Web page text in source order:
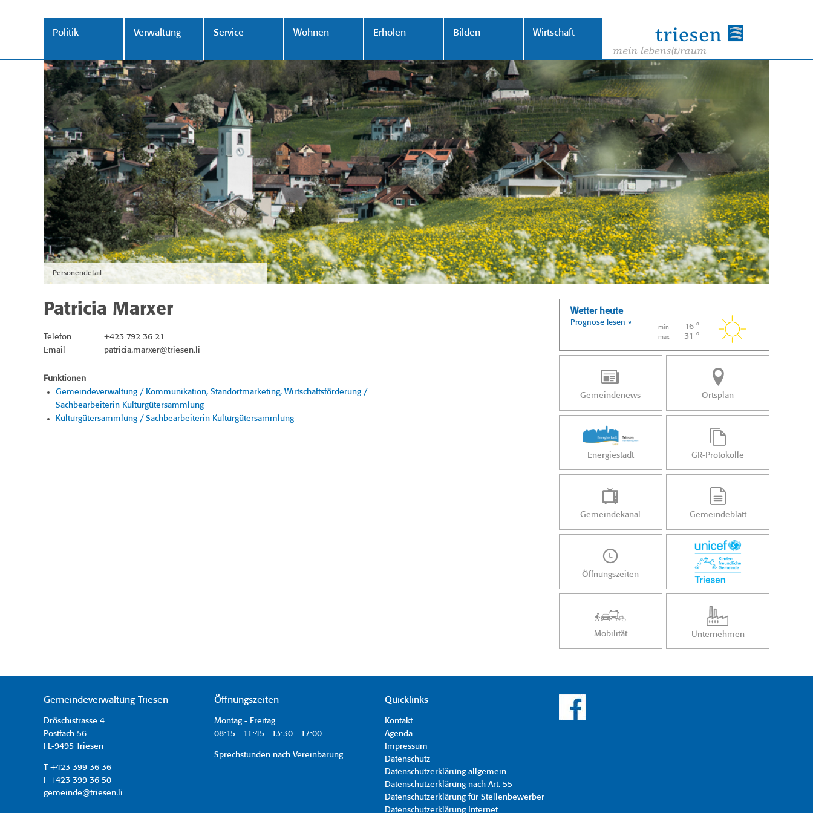
Politik Verwaltung Service Wohnen Erholen Bilden Wirtschaft
Personendetail
Patricia Marxer
Telefon
+423 792 36 21
Email
patricia.marxer@triesen.li
Funktionen
Gemeindeverwaltung / Kommunikation, Standortmarketing, Wirtschaftsförderung /
Sachbearbeiterin Kulturgütersammlung
Kulturgütersammlung / Sachbearbeiterin Kulturgütersammlung
Wetter heute
Prognose lesen »
min 16 °
max 31 °
Gemeindenews Ortsplan
Energiestadt GR-Protokolle
Gemeindekanal Gemeindeblatt
Öffnungszeiten
Mobilität Unternehmen
Gemeindeverwaltung Triesen
Dröschistrasse 4
Postfach 56
FL-9495 Triesen
T +423 399 36 36
F +423 399 36 50
gemeinde@triesen.li
Öffnungszeiten
Montag - Freitag
08:15 - 11:45 13:30 - 17:00
Sprechstunden nach Vereinbarung
Quicklinks
Kontakt
Agenda
Impressum
Datenschutz
Datenschutzerklärung allgemein
Datenschutzerklärung nach Art. 55
Datenschutzerklärung für Stellenbewerber
Datenschutzerklärung Internet